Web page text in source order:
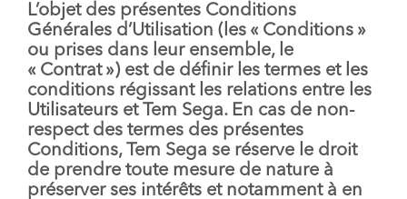
L’objet des présentes Conditions
Générales d’Utilisation (les « Conditions »
ou prises dans leur ensemble, le
« Contrat») est de définir les termes et les
conditions régissant les relations entre les
Utilisateurs et Tem Sega. En cas de non-
respect des termes des présentes
Conditions, Tem Sega se réserve le droit
de prendre toute mesure de nature à
préserver ses intérêts et notamment à en